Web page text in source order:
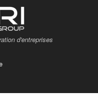
d'entreprises